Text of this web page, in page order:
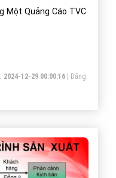
Một Quảng Cáo TVC
2024-12-29 00:00:16|Đăng